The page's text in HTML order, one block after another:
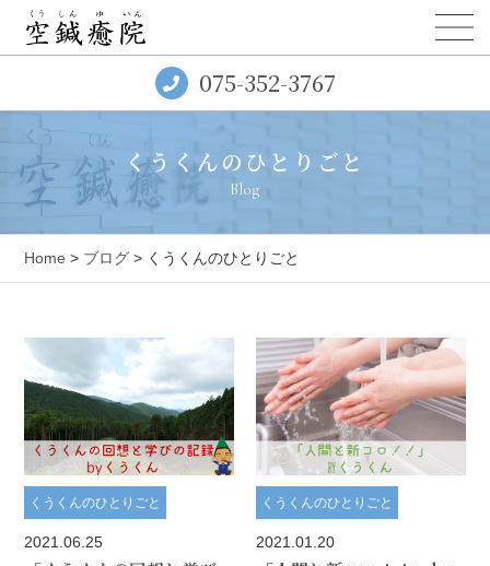
075-352-3767
くうくんのひとりごと
Blog
Home > ブログ > くうくんのひとりごと
くうくんのひとりごと
2021.06.25
くうくんのひとりごと
2021.01.20